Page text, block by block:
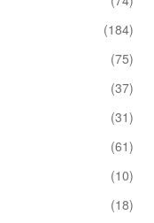
(184)
(75)
(37)
(31)
(61)
(10)
(18)